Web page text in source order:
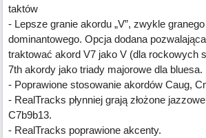
taktów
- Lepsze granie akordu „V”, zwykle
dominantowego. Opcja dodana
traktować akord V7 jako V (dla rockowych
7th akordy jako triady majorowe dla bluesa.
- Poprawione stosowanie akordów Caug,
- RealTracks płynniej grają złożone
C7b9b13.
- RealTracks poprawione akcenty.